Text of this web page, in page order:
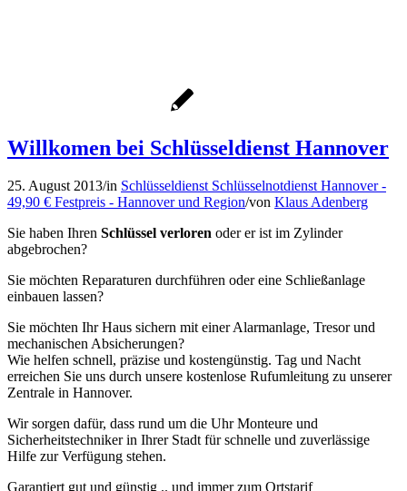
Willkomen bei Schlüsseldienst Hannover
25. August 2013/in Schlüsseldienst Schlüsselnotdienst Hannover -
49,90 € Festpreis - Hannover und Region/von Klaus Adenberg
Sie haben Ihren Schlüssel verloren oder er ist im Zylinder
abgebrochen?
Sie möchten Reparaturen durchführen oder eine Schließanlage
einbauen lassen?
Sie möchten Ihr Haus sichern mit einer Alarmanlage, Tresor und
mechanischen Absicherungen?
Wie helfen schnell, präzise und kostengünstig. Tag und Nacht
erreichen Sie uns durch unsere kostenlose Rufumleitung zu unserer
Zentrale in Hannover.
Wir sorgen dafür, dass rund um die Uhr Monteure und
Sicherheitstechniker in Ihrer Stadt für schnelle und zuverlässige
Hilfe zur Verfügung stehen.
Garantiert gut und günstig .. und immer zum Ortstarif